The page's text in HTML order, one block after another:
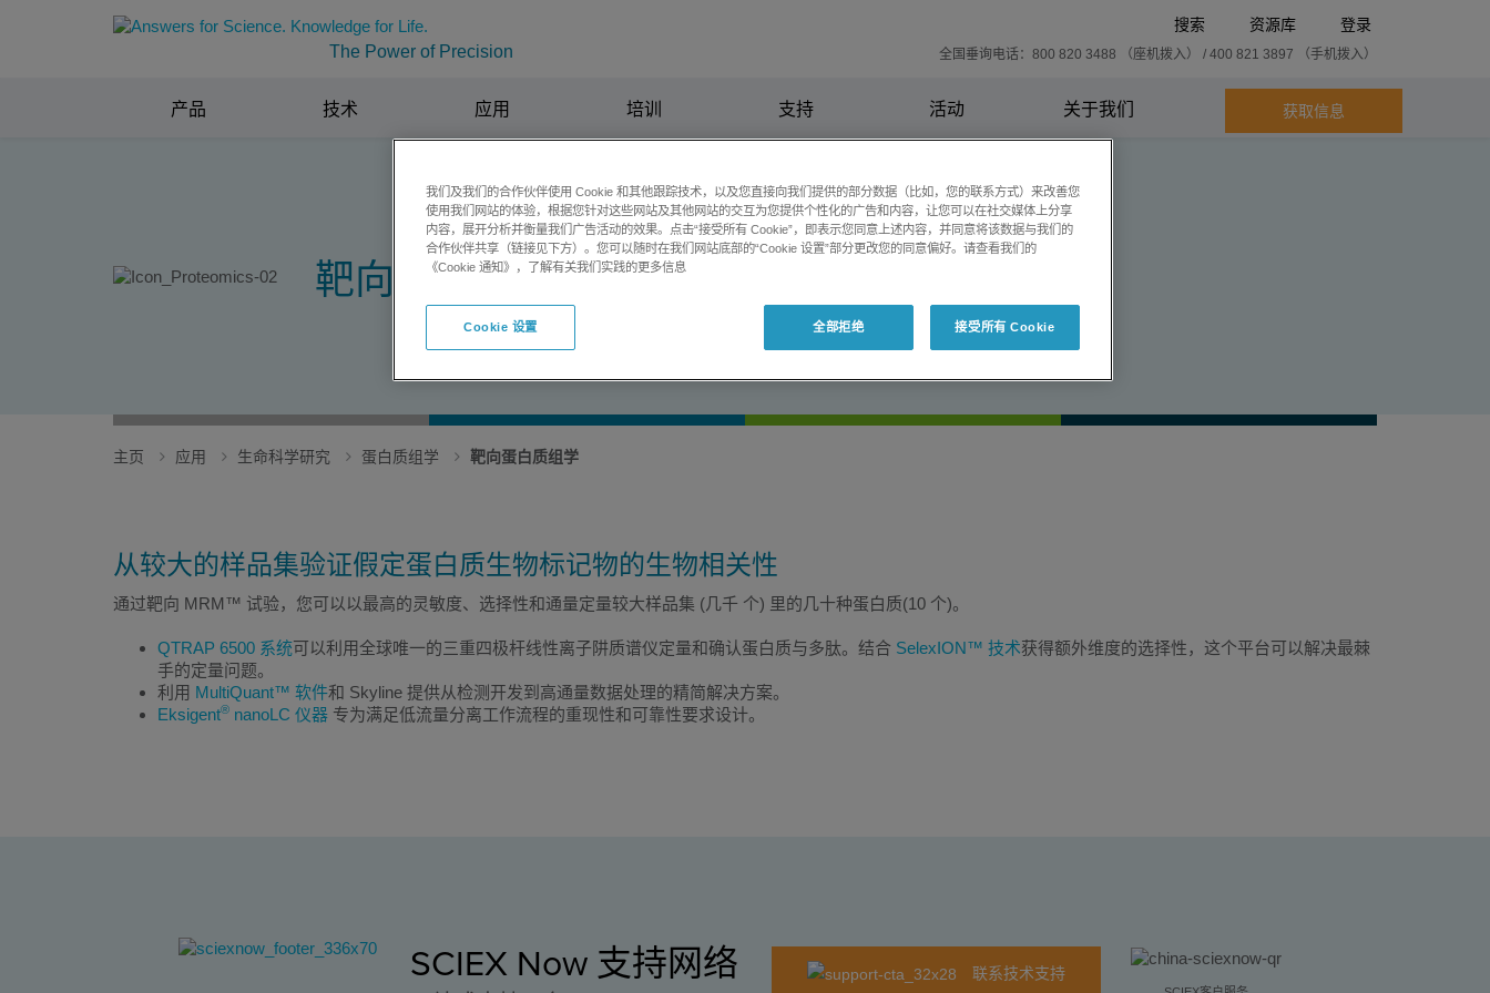
The Power of Precision
搜索 资源库 登录
全国垂询电话：800 820 3488 （座机拨入） / 400 821 3897 （手机拨入）
产品 技术 应用 培训 支持 活动 关于我们 获取信息
靶向蛋白质组试验和解决方案
主页 应用 生命科学研究 蛋白质组学 靶向蛋白质组学
从较大的样品集验证假定蛋白质生物标记物的生物相关性
通过靶向 MRM™ 试验，您可以以最高的灵敏度、选择性和通量定量较大样品集 (几千 个) 里的几十种蛋白质(10 个)。
QTRAP 6500 系统可以利用全球唯一的三重四极杆线性离子阱质谱仪定量和确认蛋白质与多肽。结合 SelexION™ 技术获得额外维度的选择性，这个平台可以解决最棘
手的定量问题。
利用 MultiQuant™ 软件和 Skyline 提供从检测开发到高通量数据处理的精简解决方案。
Eksigent® nanoLC 仪器 专为满足低流量分离工作流程的重现性和可靠性要求设计。
SCIEX Now 支持网络 联系技术支持
我们及我们的合作伙伴使用 Cookie 和其他跟踪技术，以及您直接向我们提供的部分数据（比如，您的联系方式）来改善您
使用我们网站的体验，根据您针对这些网站及其他网站的交互为您提供个性化的广告和内容，让您可以在社交媒体上分享
内容，展开分析并衡量我们广告活动的效果。点击“接受所有 Cookie”，即表示您同意上述内容，并同意将该数据与我们的
合作伙伴共享（链接见下方）。您可以随时在我们网站底部的“Cookie 设置”部分更改您的同意偏好。请查看我们的
《Cookie 通知》，了解有关我们实践的更多信息
Cookie 设置 全部拒绝 接受所有 Cookie